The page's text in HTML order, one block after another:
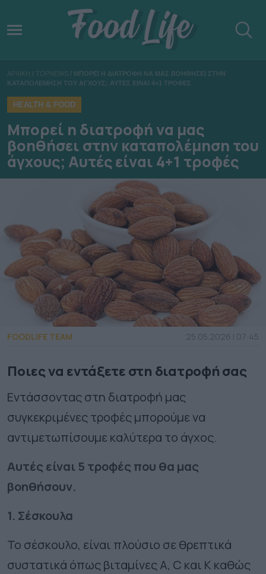
ΑΡΧΙΚΗ / TOPNEWS / ΜΠΟΡΕΙ Η ΔΙΑΤΡΟΦΗ ΝΑ ΜΑΣ ΒΟΗΘΗΣΕΙ ΣΤΗΝ
ΚΑΤΑΠΟΛΕΜΗΣΗ ΤΟΥ ΑΓΧΟΥΣ; ΑΥΤΕΣ ΕΙΝΑΙ 4+1 ΤΡΟΦΕΣ
HEALTH & FOOD
Μπορεί η διατροφή να μας
βοηθήσει στην καταπολέμηση του
άγχους; Αυτές είναι 4+1 τροφές
FOODLIFE TEAM 25.05.2026 | 07:45
Ποιες να εντάξετε στη διατροφή σας
Εντάσσοντας στη διατροφή μας
συγκεκριμένες τροφές μπορούμε να
αντιμετωπίσουμε καλύτερα το άγχος.
Αυτές είναι 5 τροφές που θα μας
βοηθήσουν.
1. Σέσκουλα
Το σέσκουλο, είναι πλούσιο σε θρεπτικά
συστατικά όπως βιταμίνες A, C και K καθώς